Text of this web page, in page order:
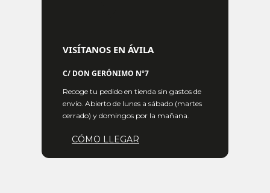
VISÍTANOS EN ÁVILA
C/ DON GERÓNIMO Nº7
Recoge tu pedido en tienda sin gastos de
envío. Abierto de lunes a sábado (martes
cerrado) y domingos por la mañana.
CÓMO LLEGAR